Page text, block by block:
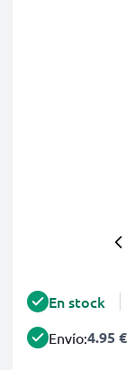
En stock
Envío:4.95 €